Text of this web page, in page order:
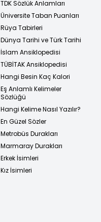
TDK Sözlük Anlamları
Üniversite Taban Puanları
Rüya Tabirleri
Dünya Tarihi ve Türk Tarihi
İslam Ansiklopedisi
TÜBİTAK Ansiklopedisi
Hangi Besin Kaç Kalori
Eş Anlamlı Kelimeler
Sözlüğü
Hangi Kelime Nasıl Yazılır?
En Güzel Sözler
Metrobüs Durakları
Marmaray Durakları
Erkek İsimleri
Kız İsimleri